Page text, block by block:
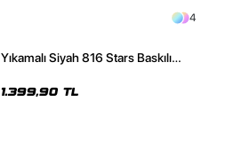
4
Yıkamalı Siyah 816 Stars Baskılı
1.399,90 TL